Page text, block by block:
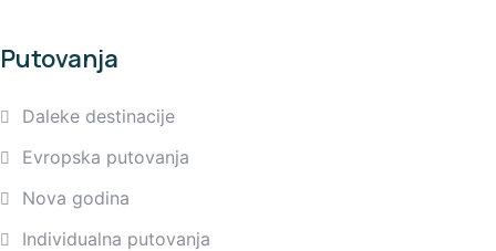
Putovanja
Daleke destinacije
Evropska putovanja
Nova godina
Individualna putovanja